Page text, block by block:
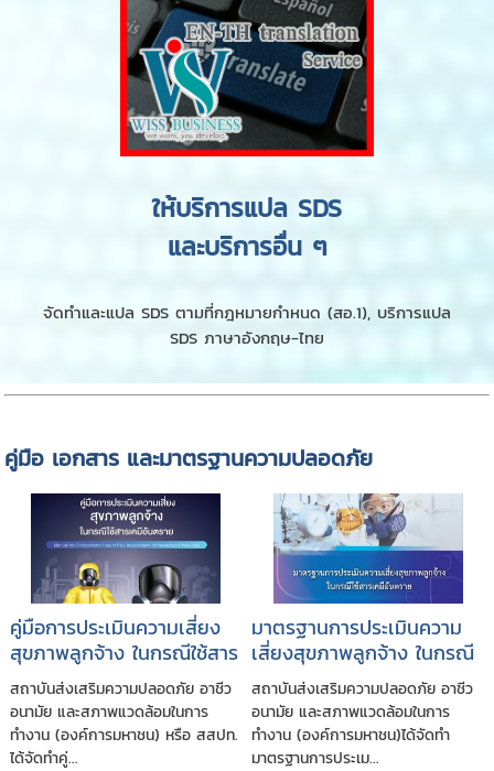
ให้บริการแปล SDS
และบริการอื่น ๆ
จัดทำและแปล SDS ตามที่กฎหมายกำหนด (สอ.1), บริการแปล
SDS ภาษาอังกฤษ-ไทย
คู่มือ เอกสาร และมาตรฐานความปลอดภัย
คู่มือการประเมินความเสี่ยง
สุขภาพลูกจ้าง ในกรณีใช้สาร
เคมีอันตราย
สถาบันส่งเสริมความปลอดภัย อาชีว
อนามัย และสภาพแวดล้อมในการ
ทำงาน (องค์การมหาชน) หรือ สสปท.
ได้จัดทำคู่...
มาตรฐานการประเมินความ
เสี่ยงสุขภาพลูกจ้าง ในกรณี
ใช้สารเคมีอันตราย
สถาบันส่งเสริมความปลอดภัย อาชีว
อนามัย และสภาพแวดล้อมในการ
ทำงาน (องค์การมหาชน)ได้จัดทำ
มาตรฐานการประเม...